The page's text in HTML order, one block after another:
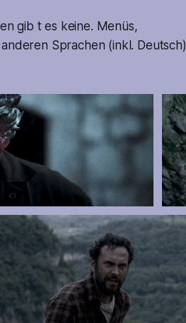
gib t es keine. Menüs,
Sprachen (inkl. Deutsch)